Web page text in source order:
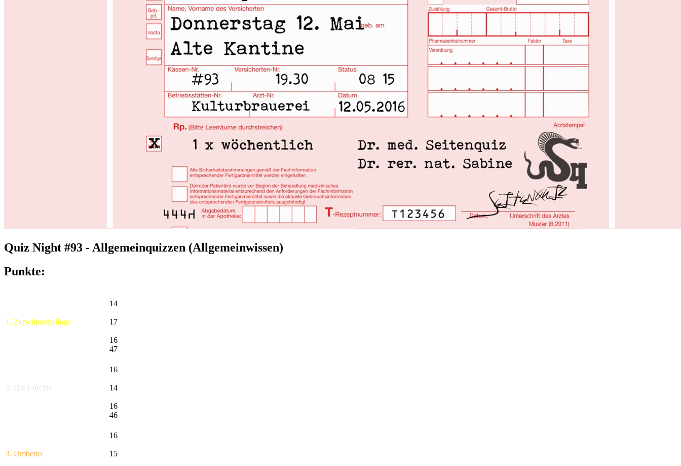
Quiz Night #93 - Allgemeinquizzen (Allgemeinwissen)
Punkte:
1. Zerschmetterlinge
14
17
16
47
2. Die Lurchis
16
14
16
46
3. Umberto
16
15